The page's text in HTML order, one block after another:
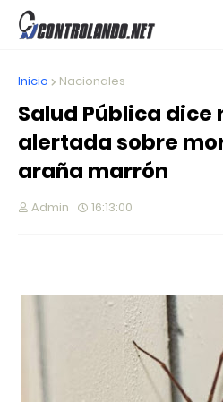
Inicio Nacionales
Salud Pública dice
alertada sobre
araña marrón
Admin 16:13:00